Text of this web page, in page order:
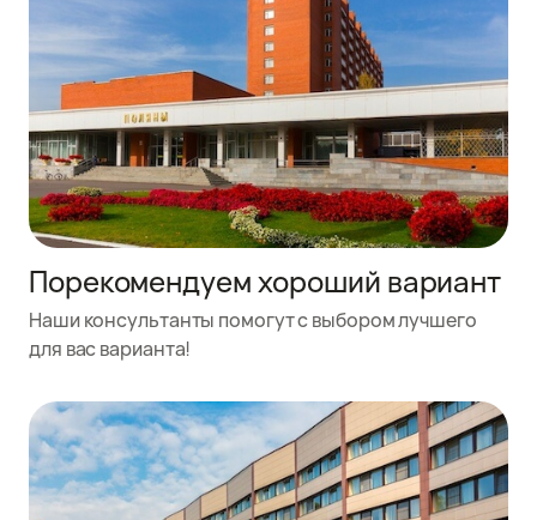
Порекомендуем хороший вариант
Наши консультанты помогут с выбором лучшего
для вас варианта!